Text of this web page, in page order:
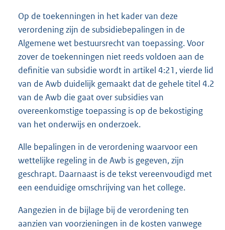
Op de toekenningen in het kader van deze
verordening zijn de subsidiebepalingen in de
Algemene wet bestuursrecht van toepassing. Voor
zover de toekenningen niet reeds voldoen aan de
definitie van subsidie wordt in artikel 4:21, vierde lid
van de Awb duidelijk gemaakt dat de gehele titel 4.2
van de Awb die gaat over subsidies van
overeenkomstige toepassing is op de bekostiging
van het onderwijs en onderzoek.
Alle bepalingen in de verordening waarvoor een
wettelijke regeling in de Awb is gegeven, zijn
geschrapt. Daarnaast is de tekst vereenvoudigd met
een eenduidige omschrijving van het college.
Aangezien in de bijlage bij de verordening ten
aanzien van voorzieningen in de kosten vanwege